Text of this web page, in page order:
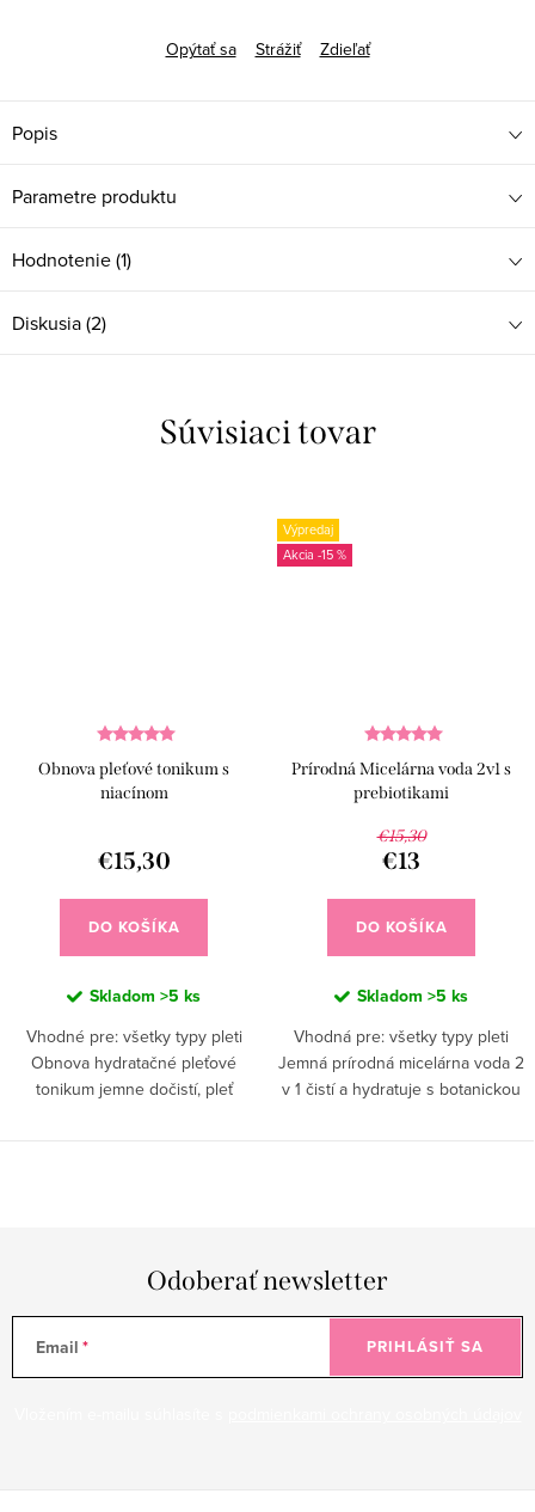
Opýtať sa Strážiť Zdieľať
Popis
Parametre produktu
Hodnotenie (1)
Diskusia (2)
Súvisiaci tovar
Obnova pleťové tonikum s
niacínom
€15,30
DO KOŠÍKA
Skladom >5 ks
Vhodné pre: všetky typy pleti
Obnova hydratačné pleťové
tonikum jemne dočistí, pleť
Výpredaj
-15 %
Prírodná Micelárna voda 2v1 s
prebiotikami
€15,30
€13
DO KOŠÍKA
Skladom >5 ks
Vhodná pre: všetky typy pleti
Jemná prírodná micelárna voda 2
v 1 čistí a hydratuje s botanickou
Odoberať newsletter
Email PRIHLÁSIŤ SA